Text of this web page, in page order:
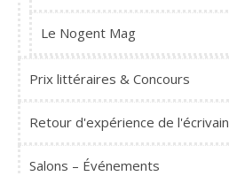
Le Nogent Mag
Prix littéraires & Concours
Retour d'expérience de l'écrivain
Salons – Événements